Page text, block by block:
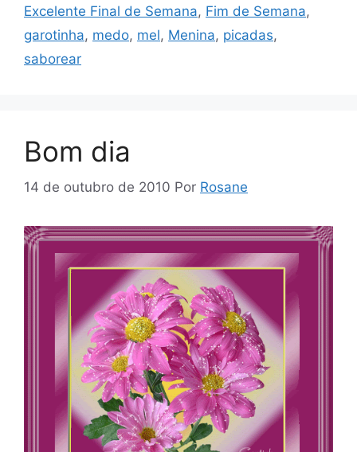
Excelente Final de Semana, Fim de Semana,
garotinha, medo, mel, Menina, picadas,
saborear
Bom dia
14 de outubro de 2010 Por Rosane